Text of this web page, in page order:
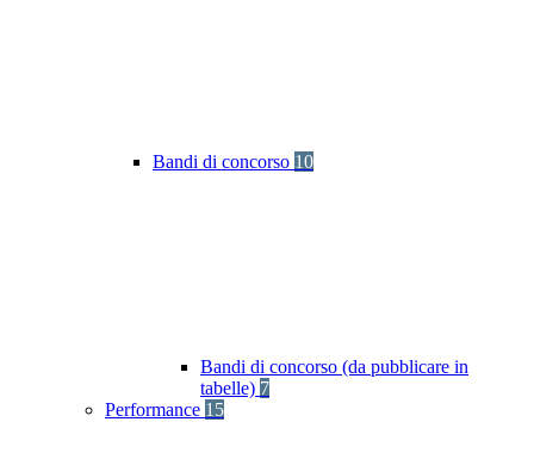
Bandi di concorso 10
Bandi di concorso (da pubblicare in
tabelle) 7
Performance 15